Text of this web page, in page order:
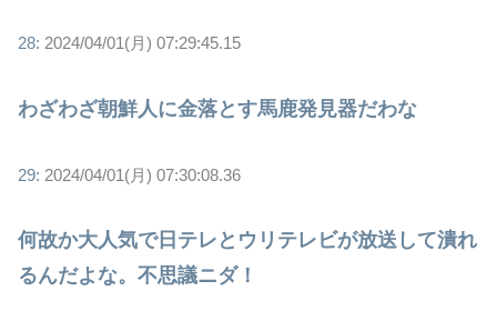
28: 2024/04/01(月) 07:29:45.15
わざわざ朝鮮人に金落とす馬鹿発見器だわな
29: 2024/04/01(月) 07:30:08.36
何故か大人気で日テレとウリテレビが放送して潰れ
るんだよな。不思議ニダ！